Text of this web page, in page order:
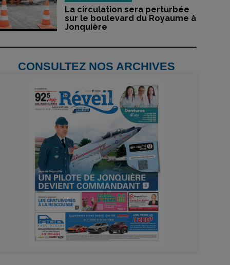
La circulation sera perturbée
sur le boulevard du Royaume à
Jonquière
CONSULTEZ NOS ARCHIVES